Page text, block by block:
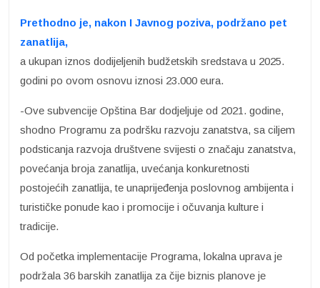
Prethodno je, nakon I Javnog poziva, podržano pet
zanatlija,
a ukupan iznos dodijeljenih budžetskih sredstava u 2025.
godini po ovom osnovu iznosi 23.000 eura.
-Ove subvencije Opština Bar dodjeljuje od 2021. godine,
shodno Programu za podršku razvoju zanatstva, sa ciljem
podsticanja razvoja društvene svijesti o značaju zanatstva,
povećanja broja zanatlija, uvećanja konkuretnosti
postojećih zanatlija, te unaprijeđenja poslovnog ambijenta i
turističke ponude kao i promocije i očuvanja kulture i
tradicije.
Od početka implementacije Programa, lokalna uprava je
podržala 36 barskih zanatlija za čije biznis planove je